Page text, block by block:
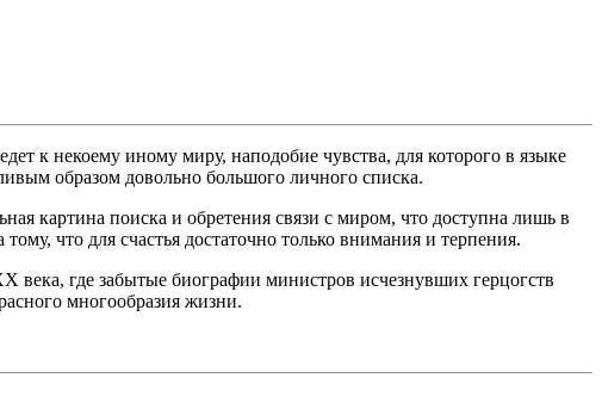
к некоему иному миру, наподобие чувства, для которого в языке
образом довольно большого личного списка.
картина поиска и обретения связи с миром, что доступна лишь в
что для счастья достаточно только внимания и терпения.
где забытые биографии министров исчезнувших герцогств
многообразия жизни.